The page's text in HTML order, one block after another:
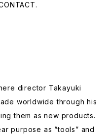
director Takayuki
worldwide through his
them as new products.
purpose as “tools” and